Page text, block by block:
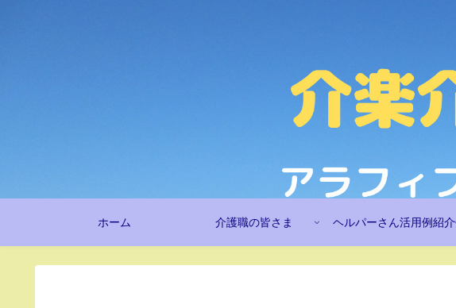
ホーム 介護職の皆さま ヘルパーさん活用例紹介